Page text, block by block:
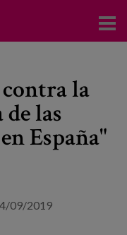
la
de las
España"
09/2019